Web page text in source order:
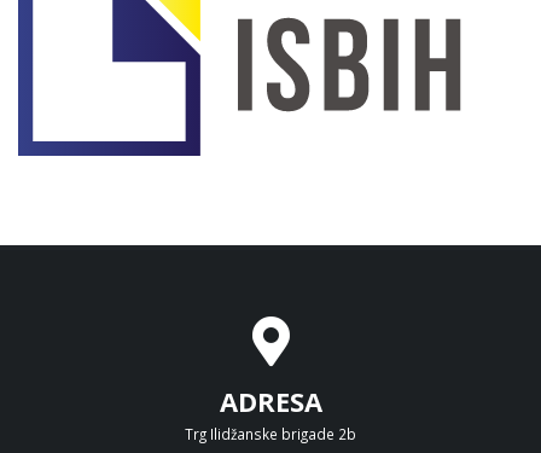
ADRESA
Trg Ilidžanske brigade 2b